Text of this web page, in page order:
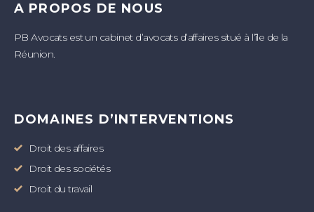
A PROPOS DE NOUS
PB Avocats est un cabinet d’avocats d’affaires situé à l’île de la
Réunion.
DOMAINES D’INTERVENTIONS
Droit des affaires
Droit des sociétés
Droit du travail